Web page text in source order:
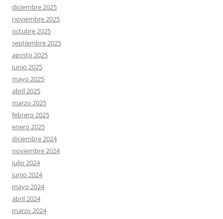
diciembre 2025
noviembre 2025
octubre 2025
septiembre 2025
agosto 2025
junio 2025
mayo 2025
abril 2025
marzo 2025
febrero 2025
enero 2025
diciembre 2024
noviembre 2024
julio 2024
junio 2024
mayo 2024
abril 2024
marzo 2024